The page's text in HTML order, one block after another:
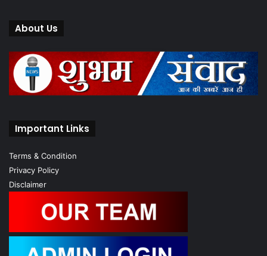
About Us
Important Links
Terms & Condition
Privacy Policy
Disclaimer